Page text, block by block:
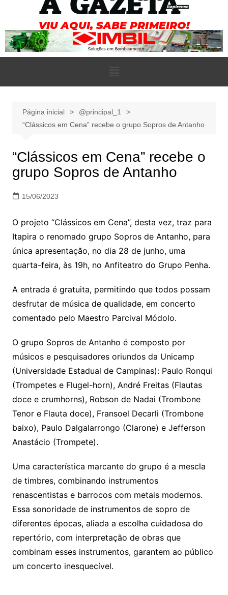
Página inicial
@principal_1
“Clássicos em Cena” recebe o grupo Sopros de Antanho
“Clássicos em Cena” recebe o
grupo Sopros de Antanho
15/06/2023
O projeto “Clássicos em Cena”, desta vez, traz para
Itapira o renomado grupo Sopros de Antanho, para
única apresentação, no dia 28 de junho, uma
quarta-feira, às 19h, no Anfiteatro do Grupo Penha.
A entrada é gratuita, permitindo que todos possam
desfrutar de música de qualidade, em concerto
comentado pelo Maestro Parcival Módolo.
O grupo Sopros de Antanho é composto por
músicos e pesquisadores oriundos da Unicamp
(Universidade Estadual de Campinas): Paulo Ronqui
(Trompetes e Flugel-horn), André Freitas (Flautas
doce e crumhorns), Robson de Nadai (Trombone
Tenor e Flauta doce), Fransoel Decarli (Trombone
baixo), Paulo Dalgalarrongo (Clarone) e Jefferson
Anastácio (Trompete).
Uma característica marcante do grupo é a mescla
de timbres, combinando instrumentos
renascentistas e barrocos com metais modernos.
Essa sonoridade de instrumentos de sopro de
diferentes épocas, aliada a escolha cuidadosa do
repertório, com interpretação de obras que
combinam esses instrumentos, garantem ao público
um concerto inesquecível.